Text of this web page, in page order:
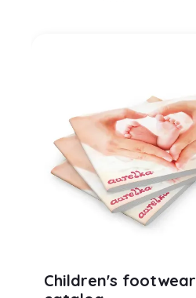
PDF
Children's footwear